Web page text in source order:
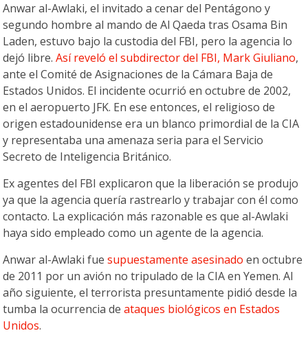
Anwar al-Awlaki, el invitado a cenar del Pentágono y
segundo hombre al mando de Al Qaeda tras Osama Bin
Laden, estuvo bajo la custodia del FBI, pero la agencia lo
dejó libre.Así reveló el subdirector del FBI, Mark Giuliano,
ante el Comité de Asignaciones de la Cámara Baja de
Estados Unidos. El incidente ocurrió en octubre de 2002,
en el aeropuerto JFK. En ese entonces, el religioso de
origen estadounidense era un blanco primordial de la CIA
y representaba una amenaza seria para el Servicio
Secreto de Inteligencia Británico.
Ex agentes del FBI explicaron que la liberación se produjo
ya que la agencia quería rastrearlo y trabajar con él como
contacto. La explicación más razonable es que al-Awlaki
haya sido empleado como un agente de la agencia.
Anwar al-Awlaki fuesupuestamente asesinado en octubre
de 2011 por un avión no tripulado de la CIA en Yemen. Al
año siguiente, el terrorista presuntamente pidió desde la
tumba la ocurrencia deataques biológicos en Estados
Unidos.